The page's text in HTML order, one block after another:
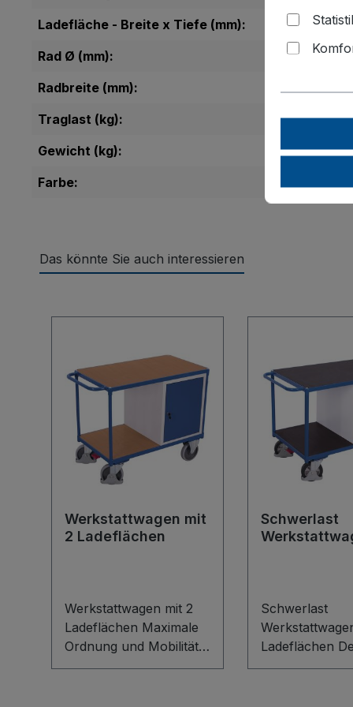
Ladefläche - Breite x Tiefe (mm):
Rad Ø (mm):
Radbreite (mm):
Traglast (kg):
Gewicht (kg):
Farbe:
Das könnte Sie auch interessieren
Werkstattwagen mit
2 Ladeflächen
Werkstattwagen mit 2
Ladeflächen Maximale
Ordnung und Mobilität
für Ihre Werkstatt: Der
Schwerlast
Schwerlast
Ladeflächen Der
Schwerlast